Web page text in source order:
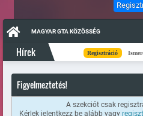
MAGYAR GTA KÖZÖSSÉG
Hírek Regisztráció Ismerd
Figyelmeztetés!
A szekciót csak
Kérlek jelentkezz be alább vagy